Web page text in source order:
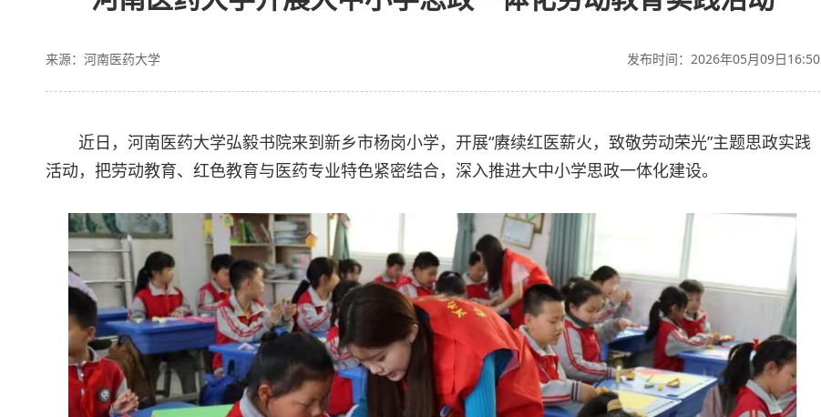
发布时间：2026年05月09日16:50
来源：河南医药大学
近日，河南医药大学弘毅书院来到新乡市杨岗小学，开展“赓续红医薪火，致敬劳动荣光”主题思政实践
活动，把劳动教育、红色教育与医药专业特色紧密结合，深入推进大中小学思政一体化建设。